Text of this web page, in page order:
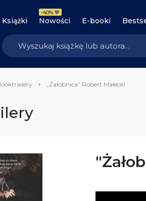
Książki Nowości
-40% 💙
E-booki
„Żałobnica” Robert Małecki